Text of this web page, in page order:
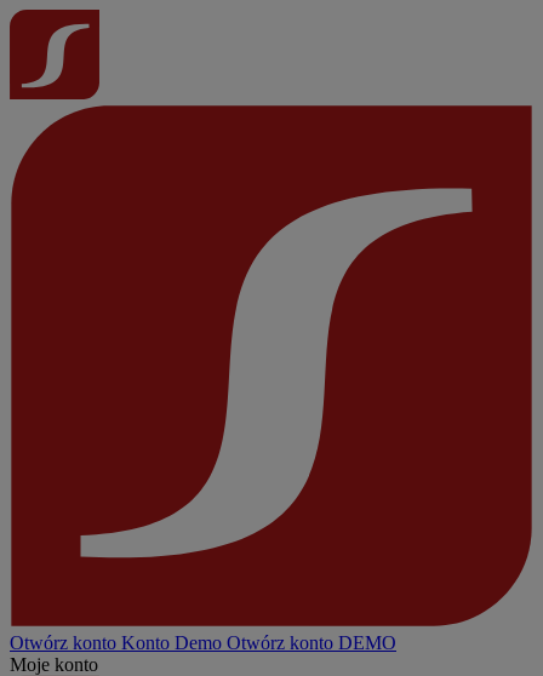
Otwórz konto Konto Demo Otwórz konto DEMO
Moje konto